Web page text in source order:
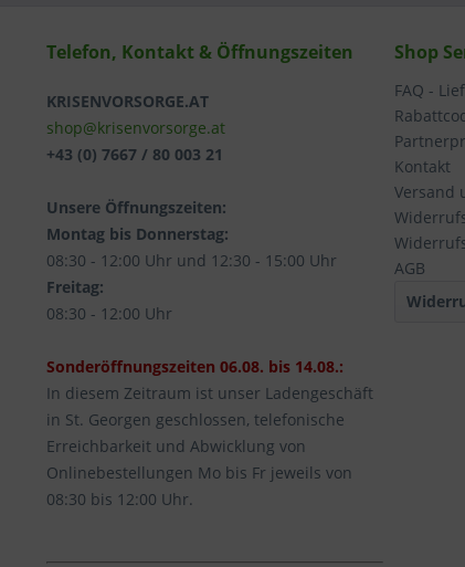
Telefon, Kontakt & Öffnungszeiten
KRISENVORSORGE.AT
shop@krisenvorsorge.at
+43 (0) 7667 / 80 003 21
Unsere Öffnungszeiten:
Montag bis Donnerstag:
08:30 - 12:00 Uhr und 12:30 - 15:00 Uhr
Freitag:
08:30 - 12:00 Uhr
Sonderöffnungszeiten 06.08. bis 14.08.:
In diesem Zeitraum ist unser Ladengeschäft
in St. Georgen geschlossen, telefonische
Erreichbarkeit und Abwicklung von
Onlinebestellungen Mo bis Fr jeweils von
08:30 bis 12:00 Uhr.
Shop
FAQ -
Kontakt
Versand
AGB